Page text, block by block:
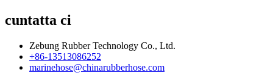
cuntatta ci
Zebung Rubber Technology Co., Ltd.
+86-13513086252
marinehose@chinarubberhose.com